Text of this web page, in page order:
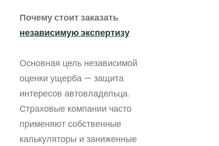
Почему стоит заказать
независимую экспертизу
Основная цель независимой
оценки ущерба — защита
интересов автовладельца.
Страховые компании часто
применяют собственные
калькуляторы и заниженные